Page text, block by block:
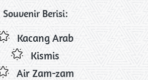
Souvenir Berisi:
Kacang Arab
Kismis
Air Zam-zam